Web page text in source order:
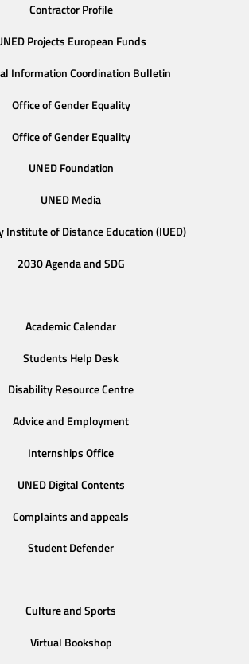
Contractor Profile
Projects European Funds
Information Coordination Bulletin
Office of Gender Equality
Office of Gender Equality
UNED Foundation
UNED Media
Institute of Distance Education (IUED)
2030 Agenda and SDG
Academic Calendar
Students Help Desk
Disability Resource Centre
Advice and Employment
Internships Office
UNED Digital Contents
Complaints and appeals
Student Defender
Culture and Sports
Virtual Bookshop